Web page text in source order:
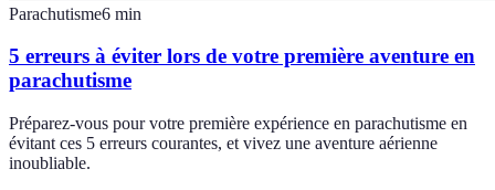
Parachutisme6 min
5 erreurs à éviter lors de votre première aventure en
parachutisme
Préparez-vous pour votre première expérience en parachutisme en
évitant ces 5 erreurs courantes, et vivez une aventure aérienne
inoubliable.